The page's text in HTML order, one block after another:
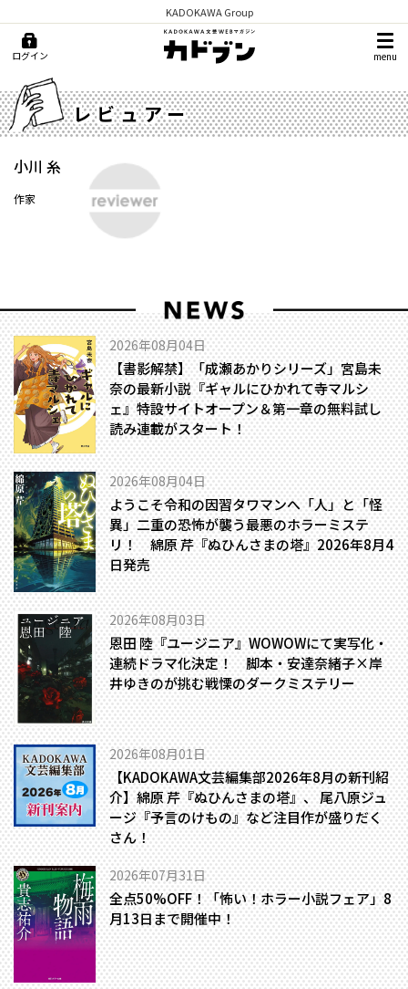
KADOKAWA Group
ログイン menu
レビュアー
小川 糸
作家
2026年08月04日
【書影解禁】「成瀬あかりシリーズ」宮島未
奈の最新小説『ギャルにひかれて寺マルシ
ェ』特設サイトオープン＆第一章の無料試し
読み連載がスタート！
2026年08月04日
ようこそ令和の因習タワマンへ――「人」と「怪
異」二重の恐怖が襲う最悪のホラーミステ
リ！ 綿原 芹『ぬひんさまの塔』2026年8月4
日発売
2026年08月03日
恩田 陸『ユージニア』WOWOWにて実写化・
連続ドラマ化決定！ 脚本・安達奈緒子×岸
井ゆきのが挑む戦慄のダークミステリー
2026年08月01日
【KADOKAWA文芸編集部2026年8月の新刊紹
介】綿原 芹『ぬひんさまの塔』、 尾八原ジュ
ージ『予言のけもの』など注目作が盛りだく
さん！
2026年07月31日
全点50%OFF！「怖い！ホラー小説フェア」8
月13日まで開催中！